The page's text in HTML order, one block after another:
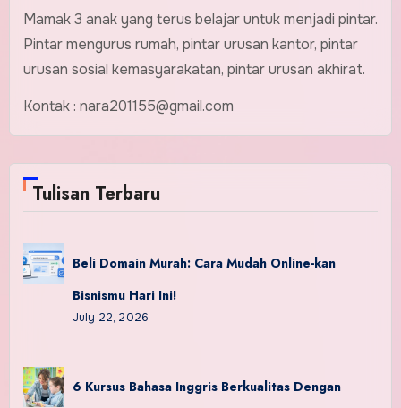
Mamak 3 anak yang terus belajar untuk menjadi pintar.
Pintar mengurus rumah, pintar urusan kantor, pintar
urusan sosial kemasyarakatan, pintar urusan akhirat.
Kontak : nara201155@gmail.com
Tulisan Terbaru
Beli Domain Murah: Cara Mudah Online-kan
Bisnismu Hari Ini!
July 22, 2026
6 Kursus Bahasa Inggris Berkualitas Dengan